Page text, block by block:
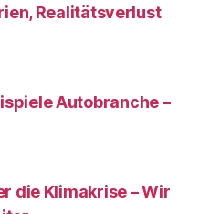
Realitätsverlust
Autobranche –
die Klimakrise – Wir